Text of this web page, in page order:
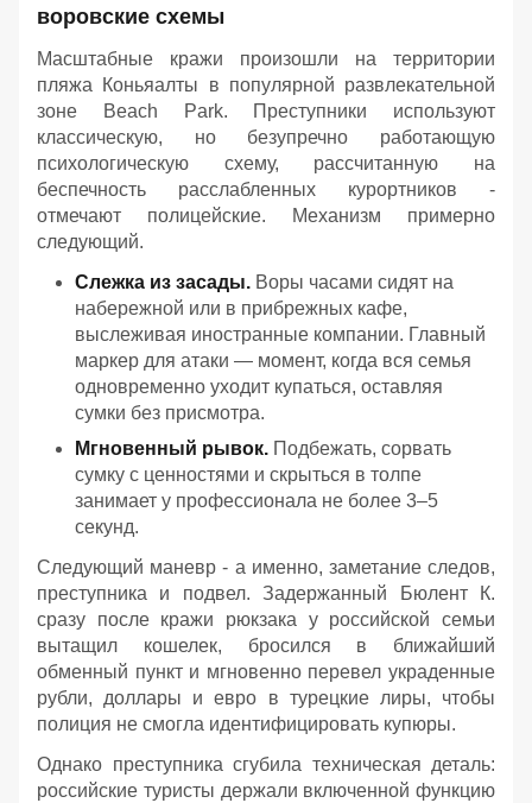
воровские схемы
Масштабные кражи произошли на территории
пляжа Коньяалты в популярной развлекательной
зоне Beach Park. Преступники используют
классическую, но безупречно работающую
психологическую схему, рассчитанную на
беспечность расслабленных курортников -
отмечают полицейские. Механизм примерно
следующий.
Слежка из засады. Воры часами сидят на
набережной или в прибрежных кафе,
выслеживая иностранные компании. Главный
маркер для атаки — момент, когда вся семья
одновременно уходит купаться, оставляя
сумки без присмотра.
Мгновенный рывок. Подбежать, сорвать
сумку с ценностями и скрыться в толпе
занимает у профессионала не более 3–5
секунд.
Следующий маневр - а именно, заметание следов,
преступника и подвел. Задержанный Бюлент К.
сразу после кражи рюкзака у российской семьи
вытащил кошелек, бросился в ближайший
обменный пункт и мгновенно перевел украденные
рубли, доллары и евро в турецкие лиры, чтобы
полиция не смогла идентифицировать купюры.
Однако преступника сгубила техническая деталь:
российские туристы держали включенной функцию